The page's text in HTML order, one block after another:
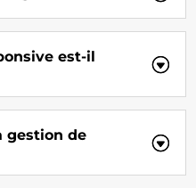
est-il
gestion de